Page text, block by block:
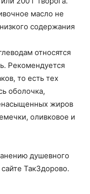
масло не
содержания
относятся
Рекомендуется
то есть тех
оболочка,
жиров
оливковое и
душевного
ТакЗдорово.